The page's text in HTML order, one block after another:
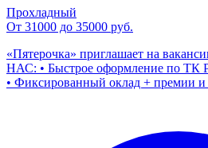
Прохладный
От 31000 до 35000 руб.
«Пятерочка» приглашает на
НАС: • Быстрое оформление по ТК
• Фиксированный оклад + премии и